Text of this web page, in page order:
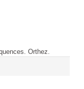
Orthez.